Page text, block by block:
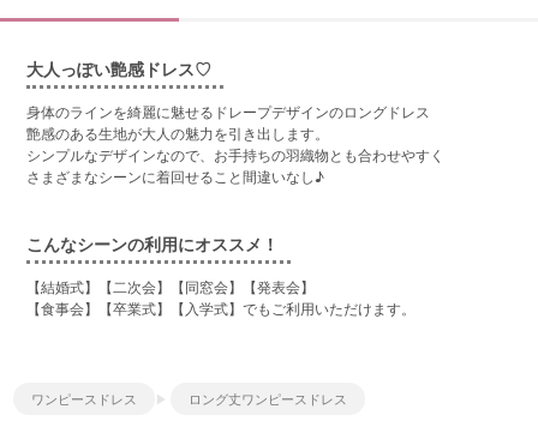
大人っぽい艶感ドレス♡
身体のラインを綺麗に魅せるドレープデザインのロングドレス
艶感のある生地が大人の魅力を引き出します。
シンプルなデザインなので、お手持ちの羽織物とも合わせやすく
さまざまなシーンに着回せること間違いなし♪
こんなシーンの利用にオススメ！
【結婚式】【二次会】【同窓会】【発表会】
【食事会】【卒業式】【入学式】でもご利用いただけます。
ワンピースドレス ロング丈ワンピースドレス